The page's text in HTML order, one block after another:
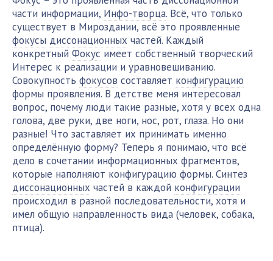
части информации, Инфо-творца. Всё, что только
существует в Мироздании, всё это проявленные
фокусы диссонационных частей. Каждый
конкретный Фокус имеет собственный творческий
Интерес к реализации и уравновешиванию.
Совокупность фокусов составляет конфигурацию
формы проявления. В детстве меня интересовал
вопрос, почему люди такие разные, хотя у всех одна
голова, две руки, две ноги, нос, рот, глаза. Но они
разные! Что заставляет их принимать именно
определённую форму? Теперь я понимаю, что всё
дело в сочетании информационных фрагментов,
которые наполняют конфигурацию формы. Синтез
диссонационных частей в каждой конфигурации
происходил в разной последовательности, хотя и
имел общую направленность вида (человек, собака,
птица).